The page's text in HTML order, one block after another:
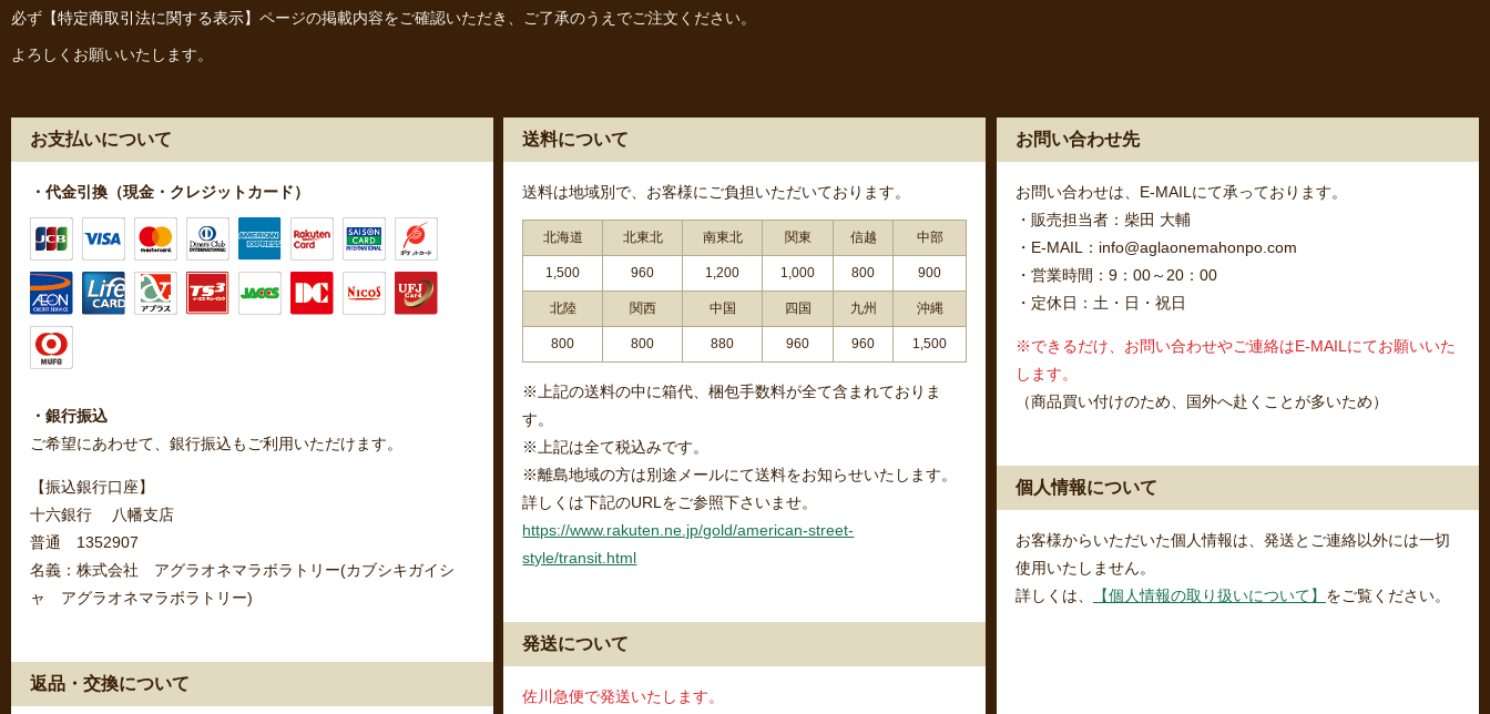
必ず 【特定商取引法に関する表示】 ページの掲載内容をご確認いただき、ご了承のうえでご注文ください。
よろしくお願いいたします。
お支払いについて
・代金引換（現金・クレジットカード）
・銀行振込
ご希望にあわせて、銀行振込もご利用いただけます。
【振込銀行口座】
十六銀行 八幡支店
普通 1352907
名義：株式会社 アグラオネマラボラトリー(カブシキガイシ
ャ アグラオネマラボラトリー)
返品・交換について
送料について
送料は地域別で、お客様にご負担いただいております。
北海道 北東北 南東北 関東 信越 中部
1,500 960 1,200 1,000 800 900
北陸 関西 中国 四国 九州 沖縄
800 800 880 960 960 1,500
※上記の送料の中に箱代、梱包手数料が全て含まれておりま
す。
※上記は全て税込みです。
※離島地域の方は別途メールにて送料をお知らせいたします。
詳しくは下記のURLをご参照下さいませ。
https://www.rakuten.ne.jp/gold/american-street-
style/transit.html
発送について
佐川急便で発送いたします。
お問い合わせ先
お問い合わせは、E-MAILにて承っております。
・販売担当者：柴田 大輔
・E-MAIL：info@aglaonemahonpo.com
・営業時間：9：00～20：00
・定休日：土・日・祝日
※できるだけ、お問い合わせやご連絡はE-MAILにてお願いいた
します。
（商品買い付けのため、国外へ赴くことが多いため）
個人情報について
お客様からいただいた個人情報は、発送とご連絡以外には一切
使用いたしません。
詳しくは、
【個人情報の取り扱いについて】 をご覧ください。